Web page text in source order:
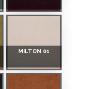
MILTON 01